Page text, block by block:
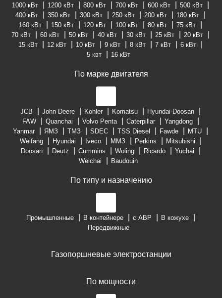
1000 кВт
1200 кВт 800 кВт 700 кВт 600 кВт
500 кВт
400 кВт
350 кВт 300 кВт 250 кВт 200 кВт
180 кВт
160 кВт
150 кВт 120 кВт 100 кВт 80 кВт
75 кВт
70 кВт
60 кВт 50 кВт 40 кВт 30 кВт 25 кВт
20 кВт
15 кВт
12 кВт 10 кВт 9 кВт 8 кВт 7 кВт
6 кВт
5 квт
16 кВт
По марке двигателя
JCB John Deere Kohler Komatsu
Hyundai-Doosan
FAW
Quanchai Volvo Penta Caterpillar
Yangdong
Yanmar
ЯМЗ ТМЗ SDEC TSS Diesel Fawde
MTU
Weifang
Hyundai Iveco ММЗ Perkins
Mitsubishi
Doosan
Deutz Cummins Woling Ricardo
Yuchai
Weichai
Baudouin
По типу и назначению
Промышленные В контейнере с АВР
В кожухе
Передвижные
Газопоршневые электростанции
По мощности